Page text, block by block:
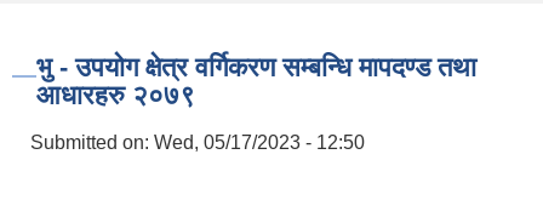
भु - उपयोग क्षेत्र वर्गिकरण सम्बन्धि मापदण्ड तथा
आधारहरु २०७९
Submitted on: Wed, 05/17/2023 - 12:50